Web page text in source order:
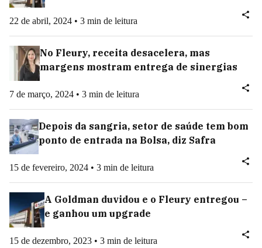
22 de abril, 2024 • 3 min de leitura
No Fleury, receita desacelera, mas
margens mostram entrega de sinergias
7 de março, 2024 • 3 min de leitura
Depois da sangria, setor de saúde tem bom
ponto de entrada na Bolsa, diz Safra
15 de fevereiro, 2024 • 3 min de leitura
A Goldman duvidou e o Fleury entregou –
e ganhou um upgrade
15 de dezembro, 2023 • 3 min de leitura